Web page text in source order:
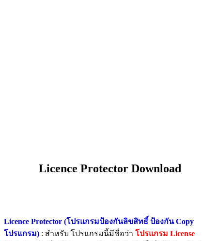
Licence Protector Download
Licence Protector (โปรแกรมป้องกันลิขสิทธิ์ ป้องกัน Copy
โปรแกรม) : สำหรับ โปรแกรมนี้มีชื่อว่า โปรแกรม License